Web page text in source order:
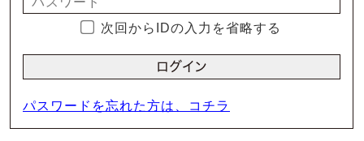
次回からIDの入力を省略する
パスワードを忘れた方は、コチラ